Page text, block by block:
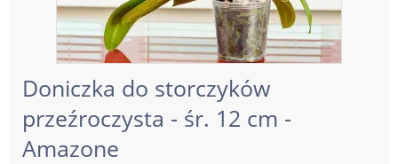
Doniczka do storczyków
przeźroczysta - śr. 12 cm -
Amazone